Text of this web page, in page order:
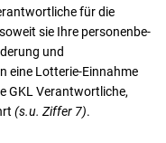
für die
sie Ihre per­sonen­be­
und
eine Lotterie-Einnahme
GKL Verantwortliche,
(s.u. Ziffer 7).